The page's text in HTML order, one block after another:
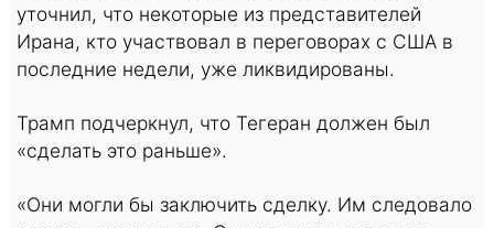
уточнил, что некоторые из представителей
Ирана, кто участвовал в переговорах с США в
последние недели, уже ликвидированы.
Трамп подчеркнул, что Тегеран должен был
«сделать это раньше».
«Они могли бы заключить сделку. Им следовало